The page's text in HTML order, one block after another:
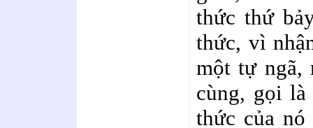
thức thứ
thức, vì
một tự ngã,
cùng, gọi là
thức của